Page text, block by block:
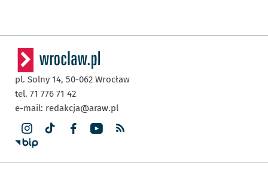
pl. Solny 14, 50-062 Wrocław
tel. 71 776 71 42
e-mail: redakcja@araw.pl